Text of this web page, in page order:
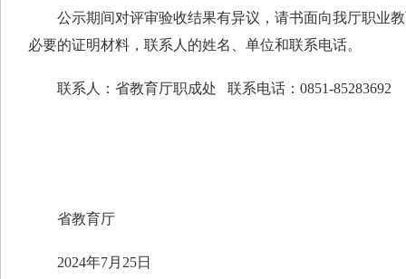
公示期间对评审验收结果有异议，请书面向我厅职业教
必要的证明材料，联系人的姓名、单位和联系电话。
联系人：省教育厅职成处 联系电话：0851-85283692
省教育厅
2024年7月25日